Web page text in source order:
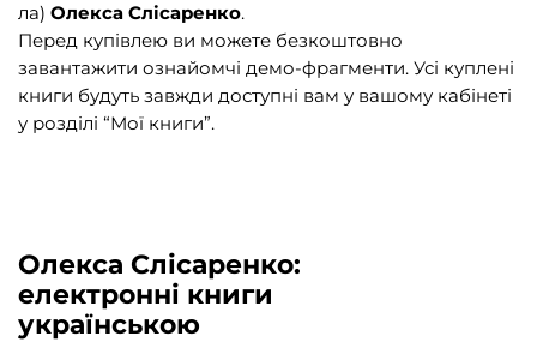
Енциклопедії, довідники, словники (55)
Подарункові сертифікати (1)
ла) Олекса Слісаренко.
Перед купівлею ви можете безкоштовно
завантажити ознайомчі демо-фрагменти. Усі куплені
книги будуть завжди доступні вам у вашому кабінеті
у розділі “Мої книги”.
Олекса Слісаренко:
електронні книги
українською